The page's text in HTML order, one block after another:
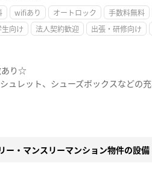
wifiあり オートロック 手数料無料
生向け 法人契約歓迎 出張・研修向け
あり☆
ュレット、シューズボックスなどの
ー・マンスリーマンション物件の設備